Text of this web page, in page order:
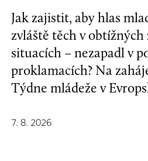
Jak zajistit, aby hlas
zvláště těch v
situacích – nezapadl v
proklamacích? Na
Týdne mládeže v
stakeholdeři zapojili do
7. 8. 2026